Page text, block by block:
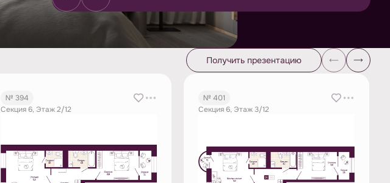
Получить презентацию
№ 394
Секция 6, Этаж 2/12
№ 401
Секция 6, Этаж 3/12